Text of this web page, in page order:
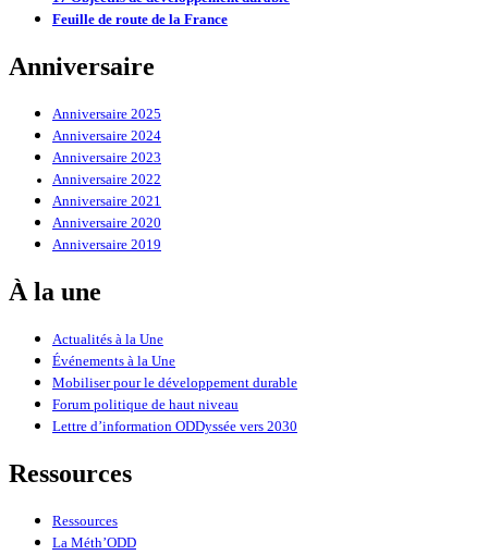
Feuille de route de la France
Anniversaire
Anniversaire 2025
Anniversaire 2024
Anniversaire 2023
Anniversaire 2022
Anniversaire 2021
Anniversaire 2020
Anniversaire 2019
À la une
Actualités à la Une
Événements à la Une
Mobiliser pour le développement durable
Forum politique de haut niveau
Lettre d’information ODDyssée vers 2030
Ressources
Ressources
La Méth’ODD